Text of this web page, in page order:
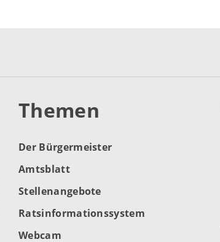
Themen
Der Bürgermeister
Amtsblatt
Stellenangebote
Ratsinformationssystem
Webcam